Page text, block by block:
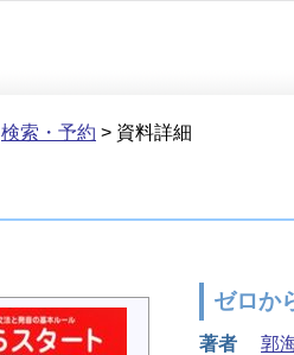
検索・予約 > 資料詳細
ゼロか
著者 郭